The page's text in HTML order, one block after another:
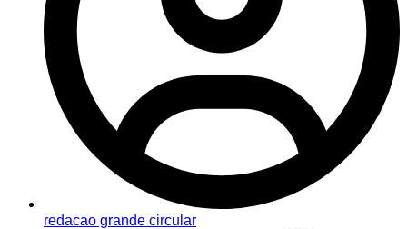
redacao grande circular